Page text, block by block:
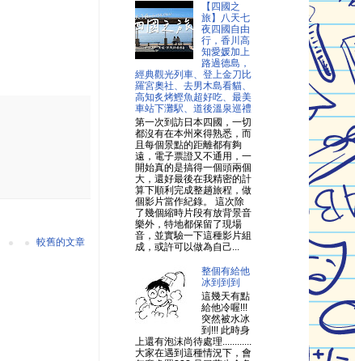
較舊的文章
【四國之
旅】八天七
夜四國自由
行，香川高
知愛媛加上
路過德島，
經典觀光列車、登上金刀比
羅宮奧社、去男木島看貓、
高知炙烤鰹魚超好吃、最美
車站下灘駅、道後溫泉巡禮
第一次到訪日本四國，一切
都沒有在本州來得熟悉，而
且每個景點的距離都有夠
遠，電子票證又不通用，一
開始真的是搞得一個頭兩個
大，還好最後在我精密的計
算下順利完成整趟旅程，做
個影片當作紀錄。 這次除
了幾個縮時片段有放背景音
樂外，特地都保留了現場
音，並實驗一下這種影片組
成，或許可以做為自己...
整個有給他
冰到到到
這幾天有點
給他冷喔!!!
突然被水冰
到!!! 此時身
上還有泡沫尚待處理............
大家在遇到這種情況下，會